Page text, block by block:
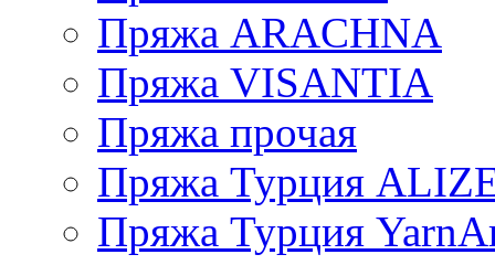
Пряжа ARACHNA
Пряжа VISANTIA
Пряжа прочая
Пряжа Турция
Пряжа Турция